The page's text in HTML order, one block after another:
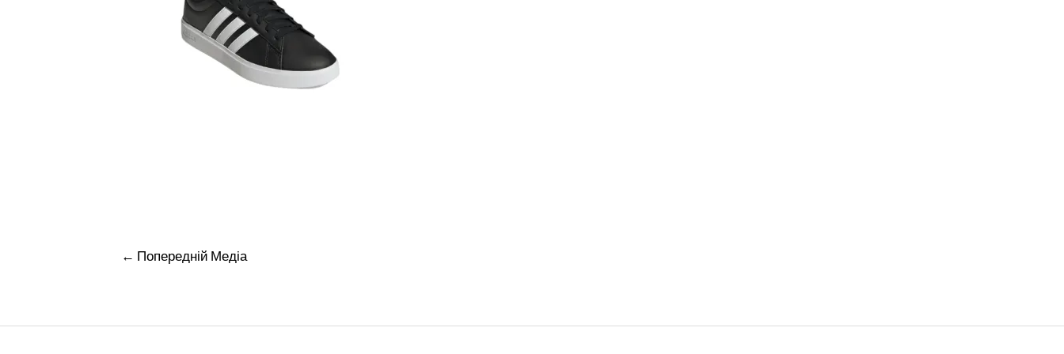
Навігація
← Попередній Медіа